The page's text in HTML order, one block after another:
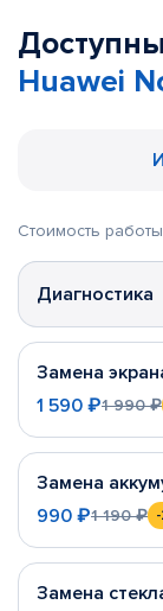
Huawei
Стоимость
Диагностика
Замена
1 590 ₽1 990 ₽
Замена
990 ₽1 190 ₽
Замена